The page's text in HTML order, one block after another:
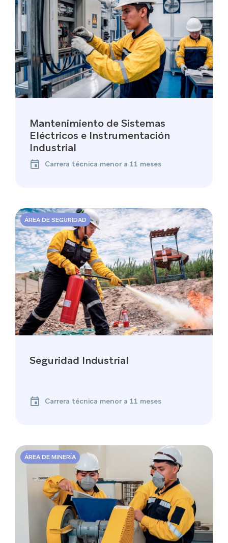
Mantenimiento de Sistemas
Eléctricos e Instrumentación
Industrial
Carrera técnica menor a 11 meses
ÁREA DE SEGURIDAD
Seguridad Industrial
Carrera técnica menor a 11 meses
ÁREA DE MINERÍA